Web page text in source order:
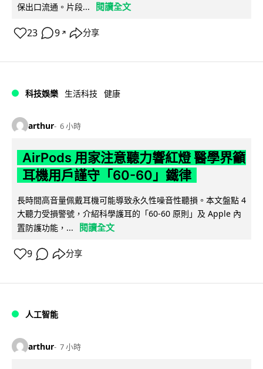
保出口流通。片段...
閱讀全文
23 9 ↗ 分享
科技娛樂 生活科技 健康
arthur 6 小時
AirPods 用家注意聽力響紅燈 醫學界籲
耳機用戶謹守「60-60」鐵律
長時間高音量佩戴耳機可能導致永久性噪音性聽損。本文盤點 4
大聽力受損警號，介紹科學護耳的「60-60 原則」及 Apple 內
置防護功能，...
閱讀全文
9 分享
人工智能
arthur 7 小時